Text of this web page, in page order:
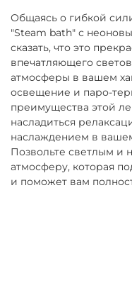
Общаясь о гибкой
"Steam bath" с
сказать, что это
впечатляющего
атмосферы в вашем
освещение и паро-
преимущества этой
насладиться
наслаждением в
Позвольте светлым и
атмосферу, которая
и поможет вам